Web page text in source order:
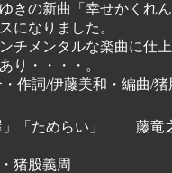
きの新曲「幸せかくれ
になりました。
チメンタルな楽曲に仕
り・・・・。
作詞/伊藤美和・編曲/猪
「ためらい」 藤竜
股義周